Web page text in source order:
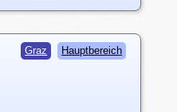
Graz Hauptbereich